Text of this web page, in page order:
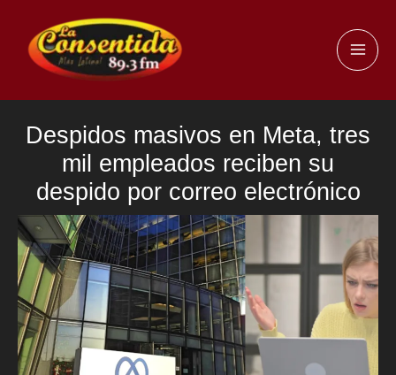
contenido
Despidos masivos en Meta, tres
mil empleados reciben su
despido por correo electrónico